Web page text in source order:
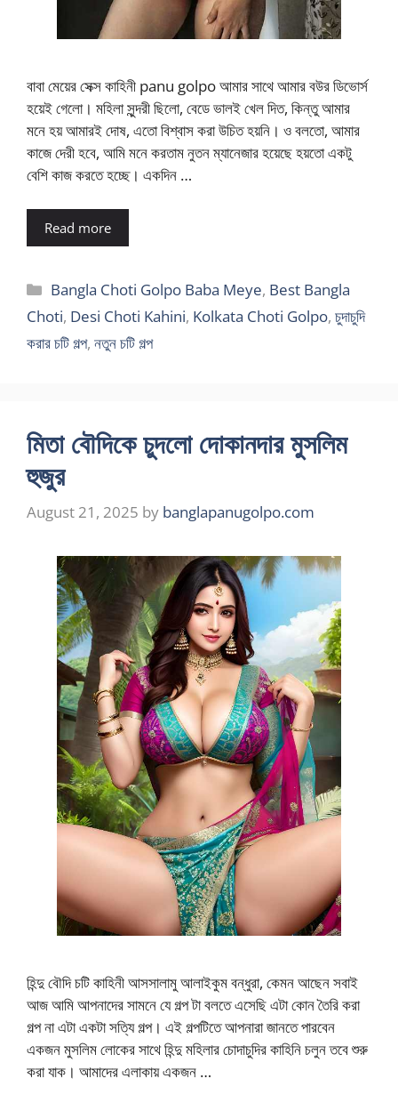
বাবা মেয়ের সেক্স কাহিনী panu golpo আমার সাথে আমার বউর ডিভোর্স
হয়েই গেলো। মহিলা সুন্দরী ছিলো, বেডে ভালই খেল দিত, কিন্তু আমার
মনে হয় আমারই দোষ, এতো বিশ্বাস করা উচিত হয়নি। ও বলতো, আমার
কাজে দেরী হবে, আমি মনে করতাম নুতন ম্যানেজার হয়েছে হয়তো একটু
বেশি কাজ করতে হচ্ছে। একদিন …
Read more
Categories
Bangla Choti Golpo Baba Meye, Best Bangla
Choti, Desi Choti Kahini, Kolkata Choti Golpo, চুদাচুদি
করার চটি গল্প, নতুন চটি গল্প
মিতা বৌদিকে চুদলো দোকানদার মুসলিম
হুজুর
August 21, 2025 by banglapanugolpo.com
হিন্দু বৌদি চটি কাহিনী আসসালামু আলাইকুম বন্ধুরা, কেমন আছেন সবাই
আজ আমি আপনাদের সামনে যে গল্প টা বলতে এসেছি এটা কোন তৈরি করা
গল্প না এটা একটা সত্যি গল্প। এই গল্পটিতে আপনারা জানতে পারবেন
একজন মুসলিম লোকের সাথে হিন্দু মহিলার চোদাচুদির কাহিনি চলুন তবে শুরু
করা যাক। আমাদের এলাকায় একজন …